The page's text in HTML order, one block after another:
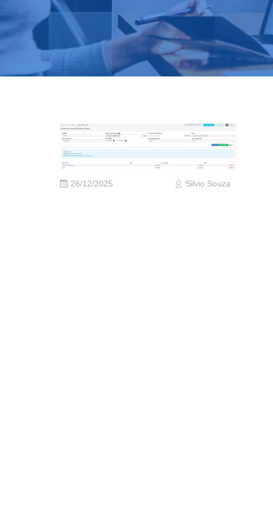
26/12/2025 Silvio Souza